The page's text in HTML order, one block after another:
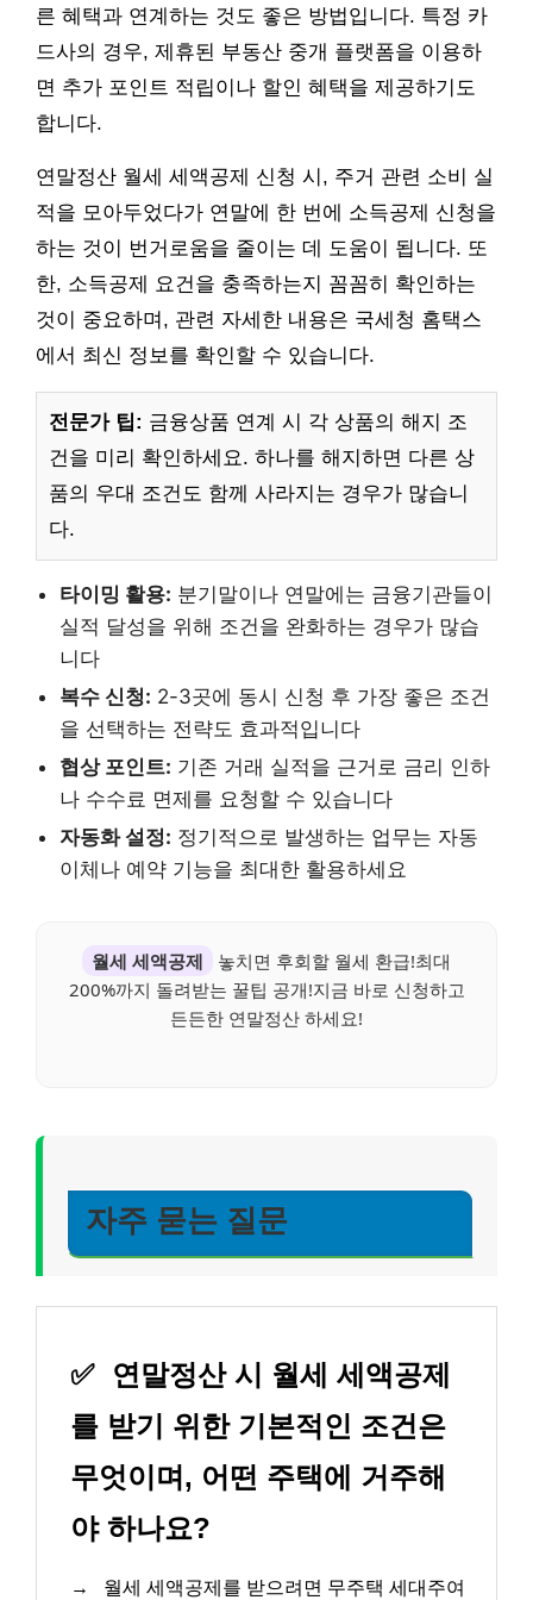
른 혜택과 연계하는 것도 좋은 방법입니다. 특정 카
드사의 경우, 제휴된 부동산 중개 플랫폼을 이용하
면 추가 포인트 적립이나 할인 혜택을 제공하기도
합니다.
연말정산 월세 세액공제 신청 시, 주거 관련 소비 실
적을 모아두었다가 연말에 한 번에 소득공제 신청을
하는 것이 번거로움을 줄이는 데 도움이 됩니다. 또
한, 소득공제 요건을 충족하는지 꼼꼼히 확인하는
것이 중요하며, 관련 자세한 내용은 국세청 홈택스
에서 최신 정보를 확인할 수 있습니다.
전문가 팁: 금융상품 연계 시 각 상품의 해지 조
건을 미리 확인하세요. 하나를 해지하면 다른 상
품의 우대 조건도 함께 사라지는 경우가 많습니
다.
타이밍 활용: 분기말이나 연말에는 금융기관들이
실적 달성을 위해 조건을 완화하는 경우가 많습
니다
복수 신청: 2-3곳에 동시 신청 후 가장 좋은 조건
을 선택하는 전략도 효과적입니다
협상 포인트: 기존 거래 실적을 근거로 금리 인하
나 수수료 면제를 요청할 수 있습니다
자동화 설정: 정기적으로 발생하는 업무는 자동
이체나 예약 기능을 최대한 활용하세요
월세 세액공제
놓치면 후회할 월세 환급!최대
200%까지 돌려받는 꿀팁 공개!지금 바로 신청하고
든든한 연말정산 하세요!
자주 묻는 질문
✅
연말정산 시 월세 세액공제
를 받기 위한 기본적인 조건은
무엇이며, 어떤 주택에 거주해
야 하나요?
→
월세 세액공제를 받으려면 무주택 세대주여